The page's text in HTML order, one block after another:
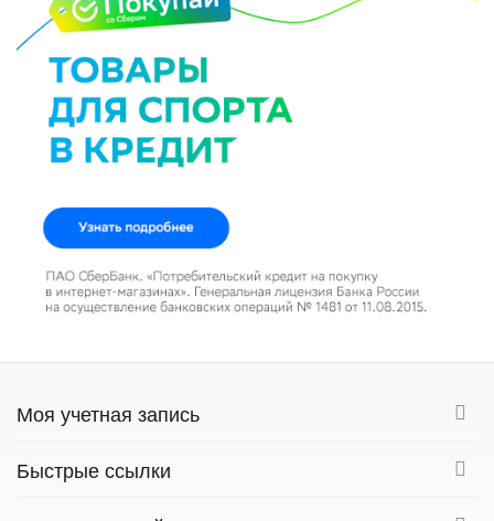
Моя учетная запись
Быстрые ссылки